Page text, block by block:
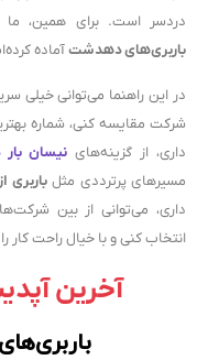
دردسر است. برای همین،
باربری‌های دهدشتآماده
در این راهنما می‌توانی خیلی
شرکت مقایسه کنی، شماره
داری، از گزینه‌های نیسان
مسیرهای پرترددی مثل
داری، می‌توانی از بین
انتخاب کنی و با خیال راحت کار
آخرین آپدیت: